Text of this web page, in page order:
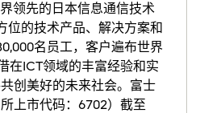
领先的日本信息通信技术
位的技术产品、解决方案和
名员工，客户遍布世界
在ICT领域的丰富经验和实
创美好的未来社会。富士
上市代码：6702）截至